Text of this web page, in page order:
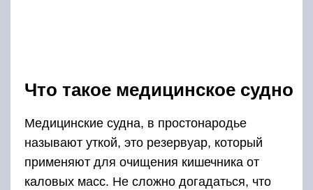
Что такое медицинское судно
Медицинские судна, в простонародье
называют уткой, это резервуар, который
применяют для очищения кишечника от
каловых масс. Не сложно догадаться, что